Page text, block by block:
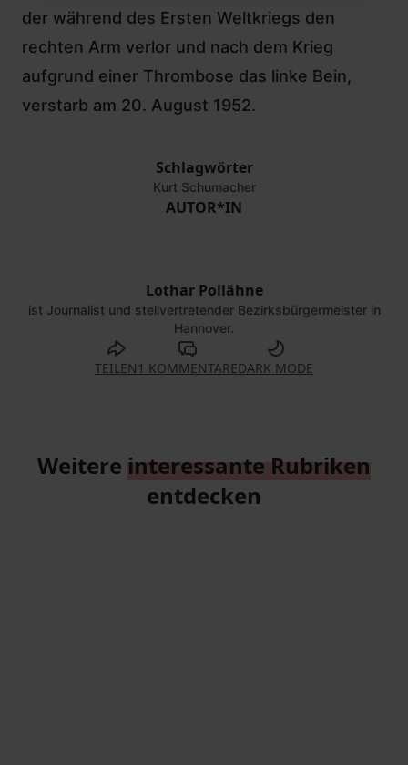
der während des Ersten Weltkriegs den
rechten Arm verlor und nach dem Krieg
aufgrund einer Thrombose das linke Bein,
verstarb am 20. August 1952.
Schlagwörter
Kurt Schumacher
AUTOR*IN
Lothar Pollähne
ist Journalist und stellvertretender Bezirksbürgermeister in
Hannover.
TEILEN 1 KOMMENTAREDARK MODE
Weitere interessante Rubriken
entdecken